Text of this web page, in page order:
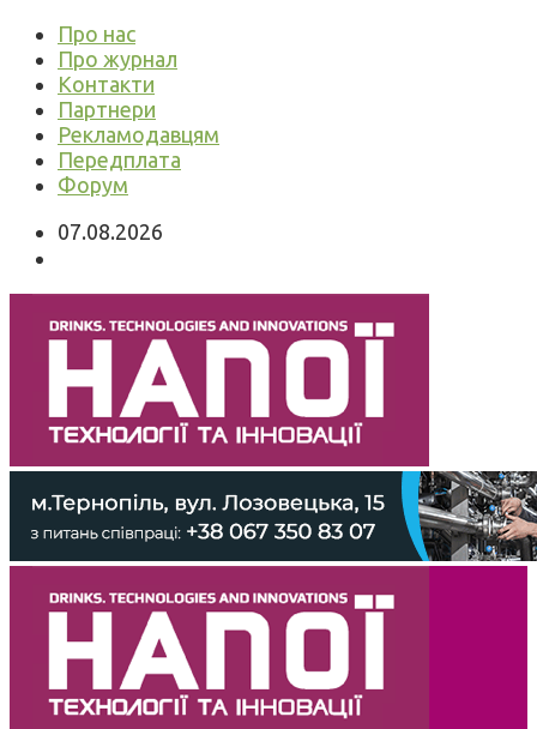
Про нас
Про журнал
Контакти
Партнери
Рекламодавцям
Передплата
Форум
07.08.2026